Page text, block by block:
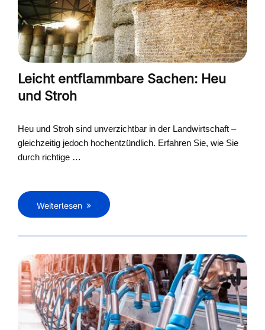
Leicht entflammbare Sachen: Heu
und Stroh
Heu und Stroh sind unverzichtbar in der Landwirtschaft –
gleichzeitig jedoch hochentzündlich. Erfahren Sie, wie Sie
durch richtige …
Weiterlesen